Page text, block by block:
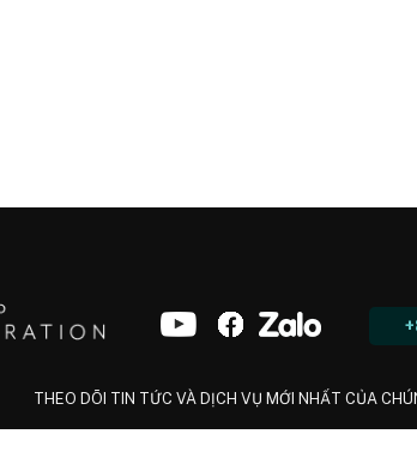
THEO DÕI TIN TỨC VÀ DỊCH VỤ MỚI NHẤT CỦA